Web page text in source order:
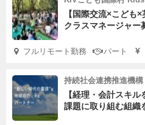
【国際交流×こども
クラスマネージャー
フルリモート勤務 パート
持続社会連携推進機
【経理・会計スキ
課題に取り組む組織